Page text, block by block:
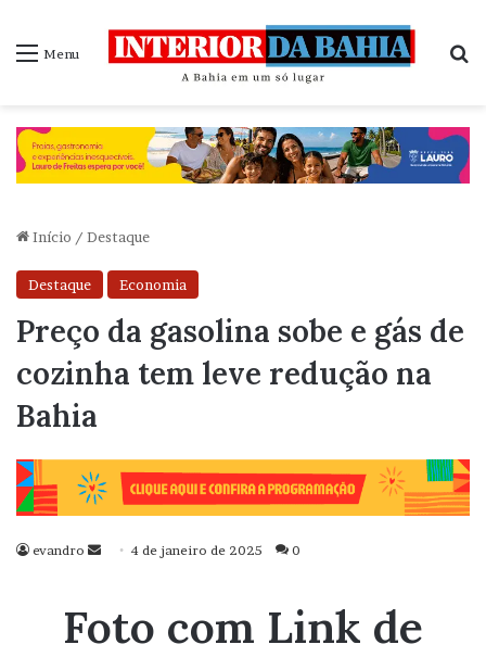
Menu
Início / Destaque
Destaque Economia
Preço da gasolina sobe e gás de
cozinha tem leve redução na
Bahia
evandro
Mande
mail
4 de janeiro de 2025 0
Foto com Link de